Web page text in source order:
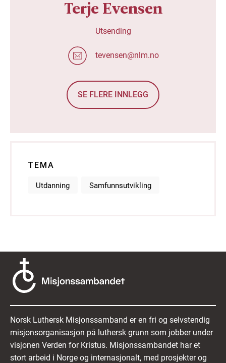
Terje Evensen
Utsending
tevensen@nlm.no
SE FLERE INNLEGG
TEMA
Utdanning Samfunnsutvikling
Norsk Luthersk Misjonssamband er en fri og selvstendig
misjonsorganisasjon på luthersk grunn som jobber under
visjonen Verden for Kristus. Misjonssambandet har et
stort arbeid i Norge og internasjonalt, med prosjekter og